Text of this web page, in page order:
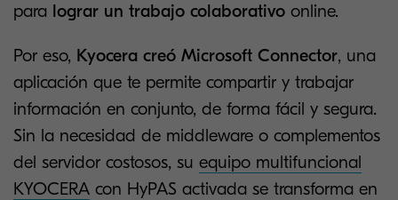
para lograr un trabajo colaborativo online.
Por eso, Kyocera creó Microsoft Connector, una
aplicación que te permite compartir y trabajar
información en conjunto, de forma fácil y segura.
Sin la necesidad de middleware o complementos
del servidor costosos, su equipo multifuncional
KYOCERA con HyPAS activada se transforma en